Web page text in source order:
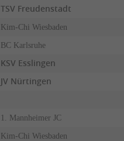
TSV Freudenstadt
Kim-Chi Wiesbaden
BC Karlsruhe
KSV Esslingen
JV Nürtingen
1. Mannheimer JC
Kim-Chi Wiesbaden